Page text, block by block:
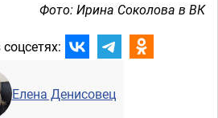
Фото: Ирина Соколова в ВК
Елена Денисовец